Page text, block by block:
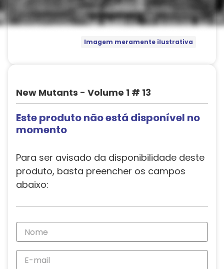
Imagem meramente ilustrativa
New Mutants - Volume 1 # 13
Este produto não está disponível no
momento
Para ser avisado da disponibilidade deste
produto, basta preencher os campos
abaixo: